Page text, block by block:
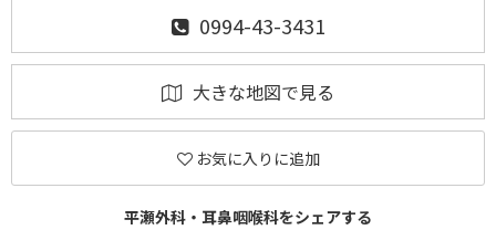
0994-43-3431
大きな地図で見る
お気に入りに追加
平瀬外科・耳鼻咽喉科をシェアする